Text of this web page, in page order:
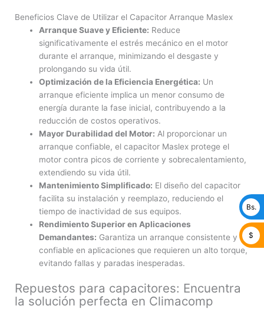
Beneficios Clave de Utilizar el Capacitor Arranque Maslex
Arranque Suave y Eficiente: Reduce
significativamente el estrés mecánico en el motor
durante el arranque, minimizando el desgaste y
prolongando su vida útil.
Optimización de la Eficiencia Energética: Un
arranque eficiente implica un menor consumo de
energía durante la fase inicial, contribuyendo a la
reducción de costos operativos.
Mayor Durabilidad del Motor: Al proporcionar un
arranque confiable, el capacitor Maslex protege el
motor contra picos de corriente y sobrecalentamiento,
extendiendo su vida útil.
Mantenimiento Simplificado: El diseño del capacitor
facilita su instalación y reemplazo, reduciendo el
tiempo de inactividad de sus equipos.
Rendimiento Superior en Aplicaciones
Demandantes: Garantiza un arranque consistente y
confiable en aplicaciones que requieren un alto torque,
evitando fallas y paradas inesperadas.
Repuestos para capacitores: Encuentra
la solución perfecta en Climacomp
Bs.
$